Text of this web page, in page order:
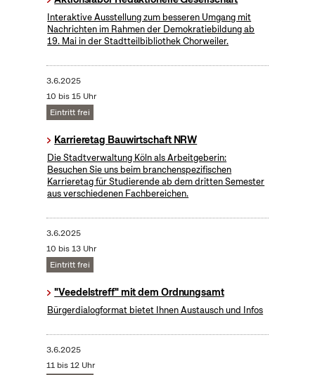
Interaktive Ausstellung zum besseren Umgang mit
Nachrichten im Rahmen der Demokratiebildung ab
19. Mai in der Stadtteilbibliothek Chorweiler.
3.6.2025
10 bis 15 Uhr
Eintritt frei
Karrieretag Bauwirtschaft NRW
Die Stadtverwaltung Köln als Arbeitgeberin:
Besuchen Sie uns beim branchenspezifischen
Karrieretag für Studierende ab dem dritten Semester
aus verschiedenen Fachbereichen.
3.6.2025
10 bis 13 Uhr
Eintritt frei
"Veedelstreff" mit dem Ordnungsamt
Bürgerdialogformat bietet Ihnen Austausch und Infos
3.6.2025
11 bis 12 Uhr